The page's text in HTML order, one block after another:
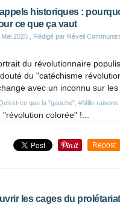
historiques :
ce que ça vaut
Mai 2025 , Rédigé par Réveil
ce que la "gauche" #Mille
du révolutionnaire
du "catéchisme
avec un inconnu sur
colorée" !...
Repost
les cages du